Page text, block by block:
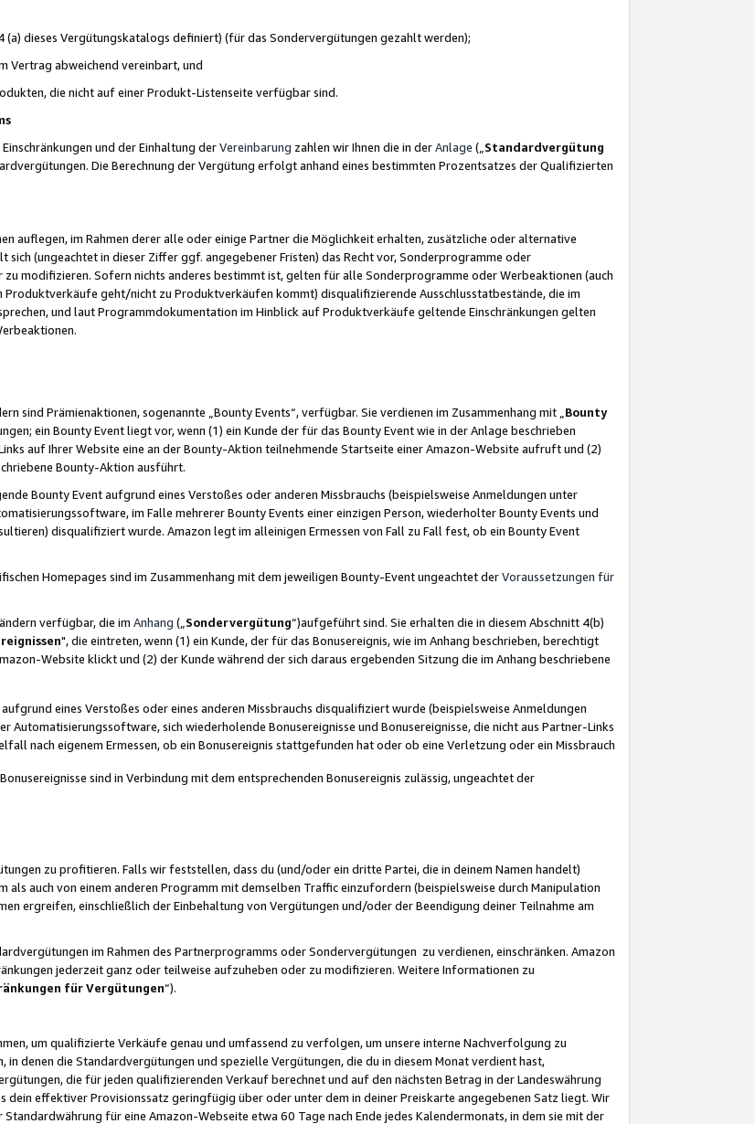
(a) dieses Vergütungskatalogs definiert) (für das Sondervergütungen gezahlt werden);
Vertrag abweichend vereinbart, und
die nicht auf einer Produkt-Listenseite verfügbar sind.
und der Einhaltung derVereinbarung zahlen wir Ihnen die in derAnlage („ Standardvergütung
Die Berechnung der Vergütung erfolgt anhand eines bestimmten Prozentsatzes der Qualifizierten
auflegen, im Rahmen derer alle oder einige Partner die Möglichkeit erhalten, zusätzliche oder alternative
sich (ungeachtet in dieser Ziffer ggf. angegebener Fristen) das Recht vor, Sonderprogramme oder
modifizieren. Sofern nichts anderes bestimmt ist, gelten für alle Sonderprogramme oder Werbeaktionen (auch
geht/nicht zu Produktverkäufen kommt) disqualifizierende Ausschlusstatbestände, die im
und laut Programmdokumentation im Hinblick auf Produktverkäufe geltende Einschränkungen gelten
sind Prämienaktionen, sogenannte „Bounty Events“, verfügbar. Sie verdienen im Zusammenhang mit „ Bounty
ein Bounty Event liegt vor, wenn (1) ein Kunde der für das Bounty Event wie in der Anlage beschrieben
auf Ihrer Website eine an der Bounty-Aktion teilnehmende Startseite einer Amazon-Website aufruft und (2)
Bounty-Aktion ausführt.
Bounty Event aufgrund eines Verstoßes oder anderen Missbrauchs (beispielsweise Anmeldungen unter
im Falle mehrerer Bounty Events einer einzigen Person, wiederholter Bounty Events und
disqualifiziert wurde. Amazon legt im alleinigen Ermessen von Fall zu Fall fest, ob ein Bounty Event
Homepages sind im Zusammenhang mit dem jeweiligen Bounty-Event ungeachtet derVoraussetzungen für
verfügbar, die im Anhang („ Sondervergütung“)aufgeführt sind. Sie erhalten die in diesem Abschnitt 4(b)
", die eintreten, wenn (1) ein Kunde, der für das Bonusereignis, wie im Anhang beschrieben, berechtigt
Website klickt und (2) der Kunde während der sich daraus ergebenden Sitzung die im Anhang beschriebene
eines Verstoßes oder eines anderen Missbrauchs disqualifiziert wurde (beispielsweise Anmeldungen
Automatisierungssoftware, sich wiederholende Bonusereignisse und Bonusereignisse, die nicht aus Partner-Links
nach eigenem Ermessen, ob ein Bonusereignis stattgefunden hat oder ob eine Verletzung oder ein Missbrauch
sind in Verbindung mit dem entsprechenden Bonusereignis zulässig, ungeachtet der
zu profitieren. Falls wir feststellen, dass du (und/oder ein dritte Partei, die in deinem Namen handelt)
auch von einem anderen Programm mit demselben Traffic einzufordern (beispielsweise durch Manipulation
ergreifen, einschließlich der Einbehaltung von Vergütungen und/oder der Beendigung deiner Teilnahme am
im Rahmen des Partnerprogramms oder Sondervergütungen zu verdienen, einschränken. Amazon
jederzeit ganz oder teilweise aufzuheben oder zu modifizieren. Weitere Informationen zu
für Vergütungen“).
um qualifizierte Verkäufe genau und umfassend zu verfolgen, um unsere interne Nachverfolgung zu
in denen die Standardvergütungen und spezielle Vergütungen, die du in diesem Monat verdient hast,
die für jeden qualifizierenden Verkauf berechnet und auf den nächsten Betrag in der Landeswährung
dein effektiver Provisionssatz geringfügig über oder unter dem in deiner Preiskarte angegebenen Satz liegt. Wir
für eine Amazon-Webseite etwa 60 Tage nach Ende jedes Kalendermonats, in dem sie mit der